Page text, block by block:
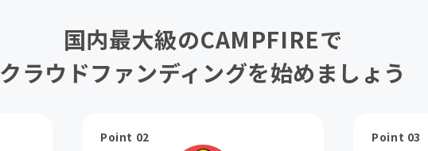
国内最大級のCAMPFIREで
クラウドファンディングを始めましょう
Point 02 Point 03